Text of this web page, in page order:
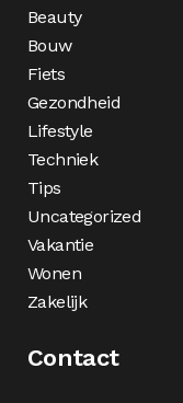
Beauty
Bouw
Fiets
Gezondheid
Lifestyle
Techniek
Tips
Uncategorized
Vakantie
Wonen
Zakelijk
Contact